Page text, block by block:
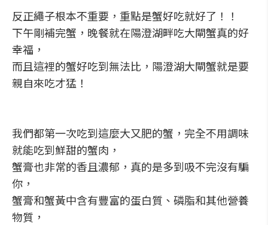
反正繩子根本不重要，重點是蟹好吃就好了！！
下午剛補完蟹，晚餐就在陽澄湖畔吃大閘蟹真的好
幸福，
而且這裡的蟹好吃到無法比，陽澄湖大閘蟹就是要
親自來吃才猛！
我們都第一次吃到這麼大又肥的蟹，完全不用調味
就能吃到鮮甜的蟹肉，
蟹膏也非常的香且濃郁，真的是多到吸不完沒有騙
你，
蟹膏和蟹黃中含有豐富的蛋白質、磷脂和其他營養
物質，